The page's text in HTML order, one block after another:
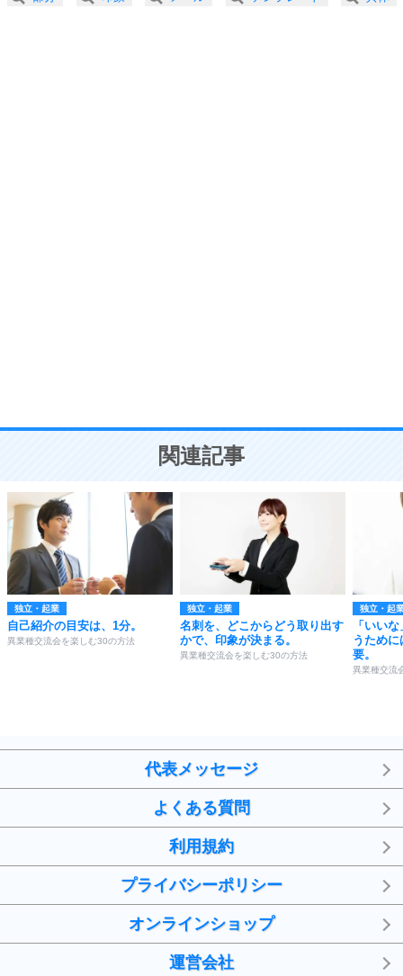
プラス思考
ことが大切。
3.0倍速 （186KB 47秒）
関連記事
独立・起業
自己紹介の目安は、1分。
異業種交流会を楽しむ30の方法
独立・起業
名刺を、どこからどう取り出す
かで、印象が決まる。
異業種交流会を楽しむ30の方法
独立・起
「いい
うため
要。
異業種交流
代表メッセージ
よくある質問
利用規約
プライバシーポリシー
オンラインショップ
運営会社